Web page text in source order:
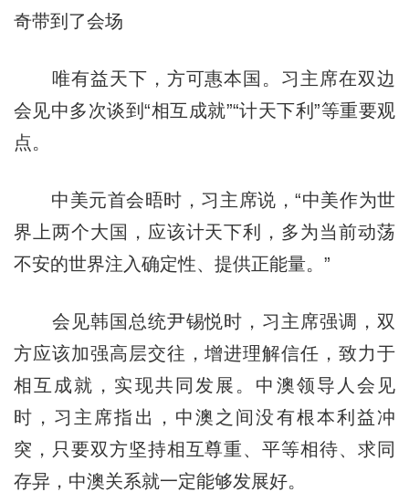
奇带到了会场
唯有益天下，方可惠本国。习主席在双边
会见中多次谈到“相互成就”“计天下利”等重要观
点。
中美元首会晤时，习主席说，“中美作为世
界上两个大国，应该计天下利，多为当前动荡
不安的世界注入确定性、提供正能量。”
会见韩国总统尹锡悦时，习主席强调，双
方应该加强高层交往，增进理解信任，致力于
相互成就，实现共同发展。中澳领导人会见
时，习主席指出，中澳之间没有根本利益冲
突，只要双方坚持相互尊重、平等相待、求同
存异，中澳关系就一定能够发展好。